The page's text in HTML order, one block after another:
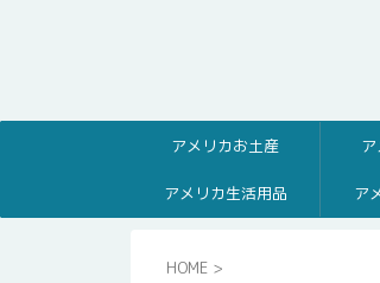
アメリカお土産
アメリカ生活用品 ア
HOME >